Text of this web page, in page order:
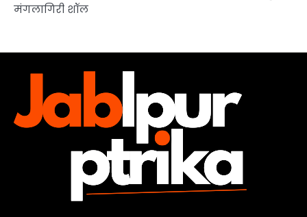
मंगलागिरी शॉल